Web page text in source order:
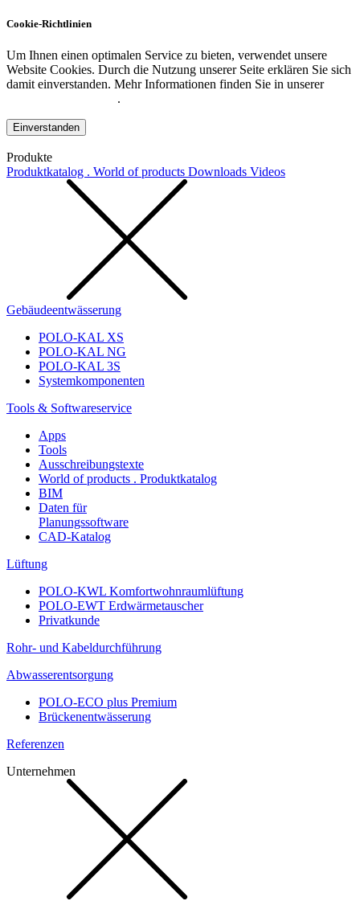
Cookie-Richtlinien
Um Ihnen einen optimalen Service zu bieten, verwendet unsere
Website Cookies. Durch die Nutzung unserer Seite erklären Sie sich
damit einverstanden. Mehr Informationen finden Sie in unserer
.
Einverstanden
Produkte
Produktkatalog . World of products Downloads Videos
Gebäudeentwässerung
POLO-KAL XS
POLO-KAL NG
POLO-KAL 3S
Systemkomponenten
Tools & Softwareservice
Apps
Tools
Ausschreibungstexte
World of products . Produktkatalog
BIM
Daten für
Planungssoftware
CAD-Katalog
Lüftung
POLO-KWL Komfortwohnraumlüftung
POLO-EWT Erdwärmetauscher
Privatkunde
Rohr- und Kabeldurchführung
Abwasserentsorgung
POLO-ECO plus Premium
Brückenentwässerung
Referenzen
Unternehmen